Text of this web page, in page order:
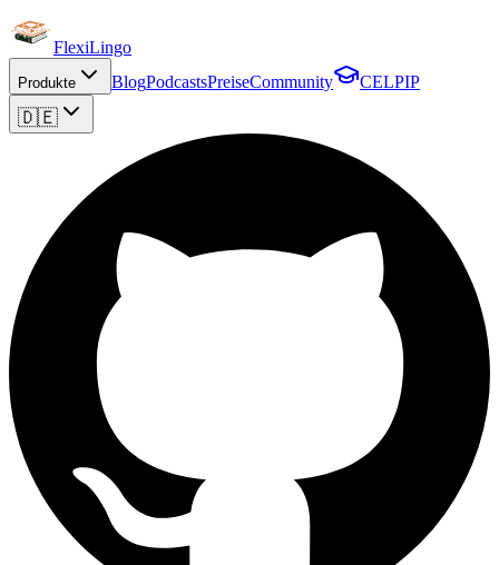
FlexiLingo
Produkte BlogPodcastsPreiseCommunity CELPIP
🇩🇪